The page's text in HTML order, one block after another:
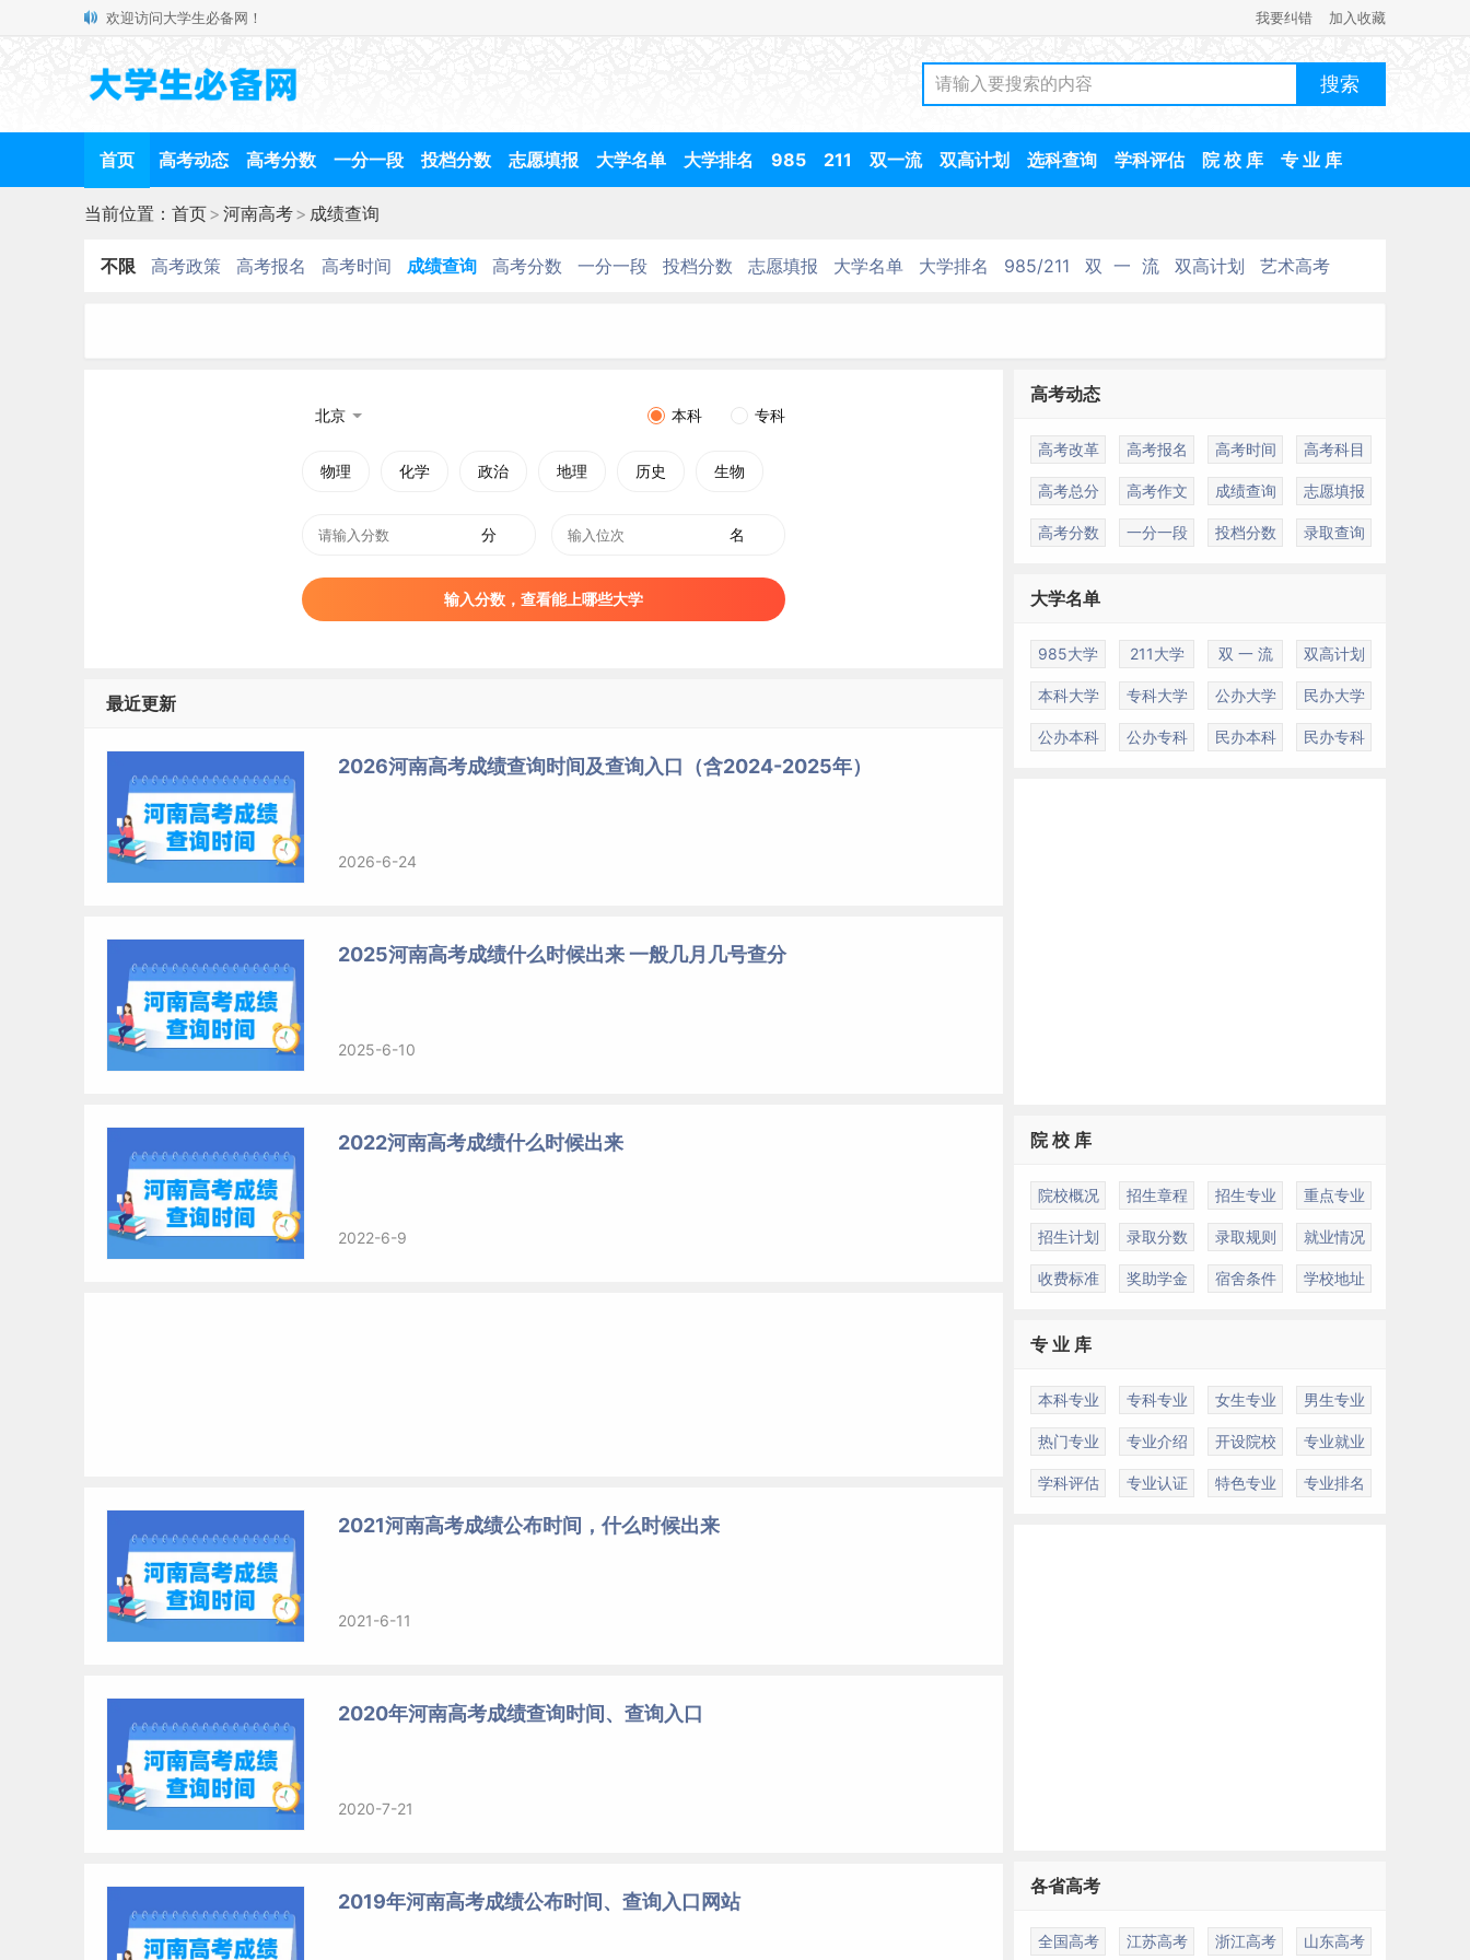
欢迎访问大学生必备网！ 我要纠错 加入收藏
首页 高考动态 高考分数 一分一段 投档分数 志愿填报 大学名单 大学排名 985 211 双一流 双高计划 选科查询 学科评估 院 校 库 专 业 库
当前位置： 首页> 河南高考> 成绩查询
不限 高考政策 高考报名 高考时间 成绩查询 高考分数 一分一段 投档分数 志愿填报 大学名单 大学排名 985/211 双 一 流 双高计划 艺术高考
北京 本科 专科
物理 化学 政治 地理 历史 生物
分 名
输入分数，查看能上哪些大学
最近更新
2026河南高考成绩查询时间及查询入口（含2024-2025年）
2026-6-24
2025河南高考成绩什么时候出来 一般几月几号查分
2025-6-10
2022河南高考成绩什么时候出来
2022-6-9
2021河南高考成绩公布时间，什么时候出来
2021-6-11
2020年河南高考成绩查询时间、查询入口
2020-7-21
2019年河南高考成绩公布时间、查询入口网站
高考动态
高考改革 高考报名 高考时间 高考科目
高考总分 高考作文 成绩查询 志愿填报
高考分数 一分一段 投档分数 录取查询
大学名单
985大学 211大学 双 一 流 双高计划
本科大学 专科大学 公办大学 民办大学
公办本科 公办专科 民办本科 民办专科
院 校 库
院校概况 招生章程 招生专业 重点专业
招生计划 录取分数 录取规则 就业情况
收费标准 奖助学金 宿舍条件 学校地址
专 业 库
本科专业 专科专业 女生专业 男生专业
热门专业 专业介绍 开设院校 专业就业
学科评估 专业认证 特色专业 专业排名
各省高考
全国高考 江苏高考 浙江高考 山东高考